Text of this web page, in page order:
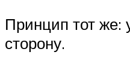
Принцип тот же:
сторону.